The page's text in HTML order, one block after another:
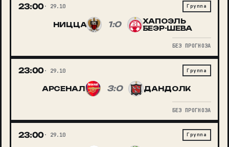
23:00 29.10 Группа
НИЦЦА 1:0
ХАПОЭЛЬ
БЕЭР-ШЕВА
БЕЗ ПРОГНОЗА
23:00 29.10 Группа
АРСЕНАЛ 3:0 ДАНДОЛК
БЕЗ ПРОГНОЗА
23:00 29.10 Группа